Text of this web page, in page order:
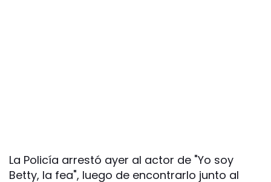
La Policía arrestó ayer al actor de "Yo soy
Betty, la fea", luego de encontrarlo junto al